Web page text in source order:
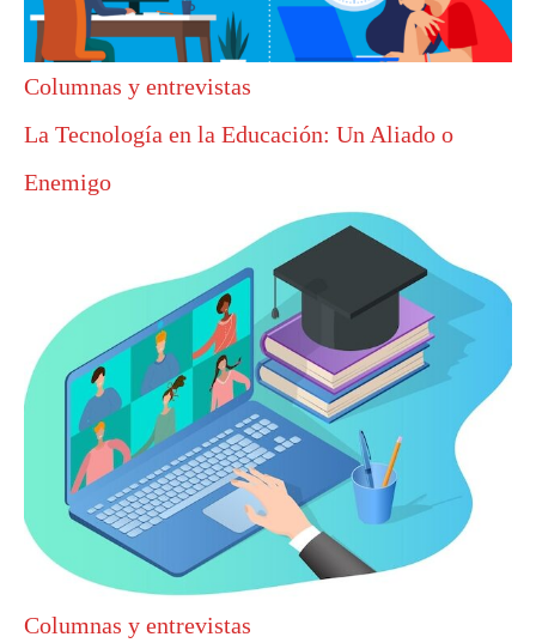
Columnas y entrevistas
La Tecnología en la Educación: Un Aliado o
Enemigo
Columnas y entrevistas